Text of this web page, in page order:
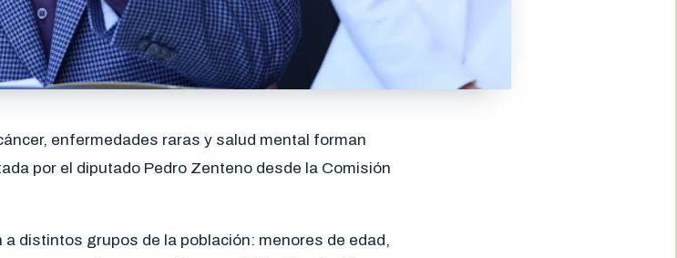
enfermedades raras y salud mental forman
por el diputado Pedro Zenteno desde la Comisión
distintos grupos de la población: menores de edad,